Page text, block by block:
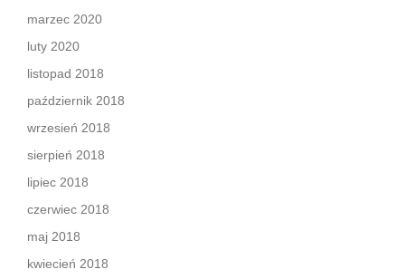
marzec 2020
luty 2020
listopad 2018
październik 2018
wrzesień 2018
sierpień 2018
lipiec 2018
czerwiec 2018
maj 2018
kwiecień 2018